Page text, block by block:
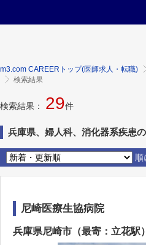
m3.com CAREERトップ(医師求人・転職)
検索結果
検索結果： 29件
兵庫県、婦人科、消化器系疾患
尼崎医療生協病院
兵庫県尼崎市（最寄：立花駅